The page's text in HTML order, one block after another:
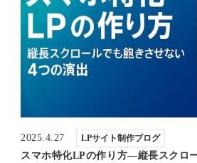
2025.4.27 LPサイト制作ブログ
スマホ特化LPの作り方―縦長スク